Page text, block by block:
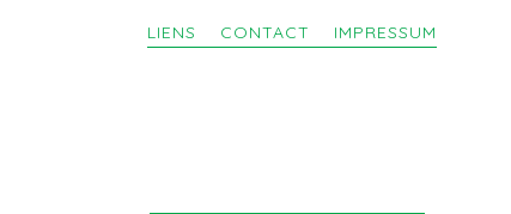
LIENS CONTACT IMPRESSUM